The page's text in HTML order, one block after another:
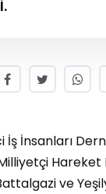
İnsanları
ve